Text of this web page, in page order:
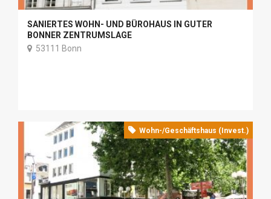
SANIERTES WOHN- UND BÜROHAUS IN GUTER
BONNER ZENTRUMSLAGE
53111 Bonn
Wohn-/Geschäftshaus (Invest.)